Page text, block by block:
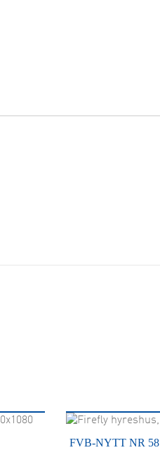
FVB-NYTT NR 58